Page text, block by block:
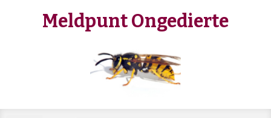
Meldpunt Ongedierte